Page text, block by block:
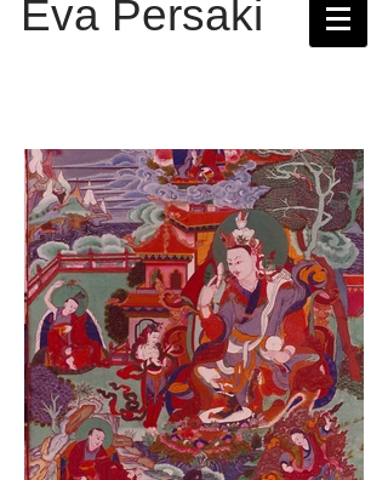
Eva Persaki